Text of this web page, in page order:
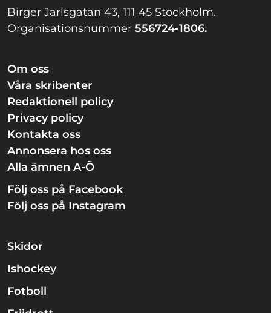
Birger Jarlsgatan 43, 111 45 Stockholm.
Organisationsnummer 556724-1806.
Om oss
Våra skribenter
Redaktionell policy
Privacy policy
Kontakta oss
Annonsera hos oss
Alla ämnen A-Ö
Följ oss på Facebook
Följ oss på Instagram
Skidor
Ishockey
Fotboll